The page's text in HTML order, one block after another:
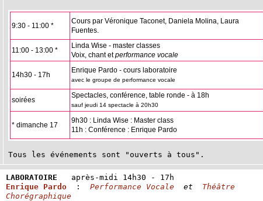
9:30 - 11:00 *
Cours par Véronique Taconet, Daniela Molina, Laura
Fuentes.
11:00 - 13:00 *
Linda Wise - master classes
Voix, chant etperformance vocale
14h30 - 17h
Enrique Pardo - cours laboratoire
avec le groupe de performance vocale
soirées
Spectacles, conférence, table ronde - à 18h
sauf jeudi 14 spectacle à 20h30
* dimanche 17
9h30 : Linda Wise : Master class
11h : Conférence : Enrique Pardo
Tous les événements sont "ouverts à tous".
LABORATOIRE après-midi 14h30 - 17h
Enrique Pardo
: Performance Vocale et Théâtre
Chorégraphique